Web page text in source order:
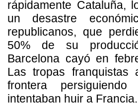
rápidamente Cataluña,
un desastre
republicanos, que
50% de su
Barcelona cayó en
Las tropas franquistas
frontera
intentaban huir a Francia.